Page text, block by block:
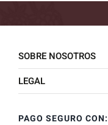
SOBRE NOSOTROS
LEGAL
PAGO SEGURO CON: